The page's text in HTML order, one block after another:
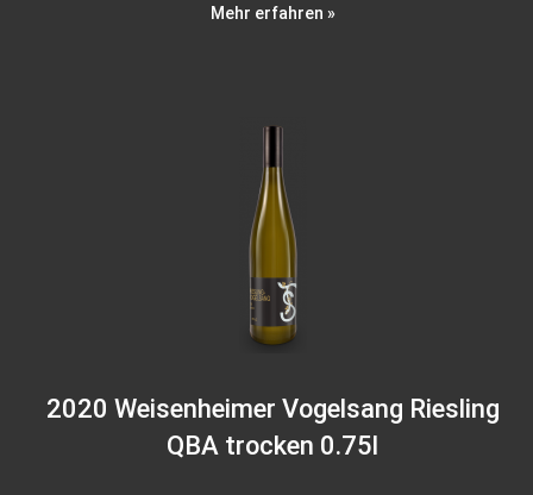
Mehr erfahren »
2020 Weisenheimer Vogelsang Riesling
QBA trocken 0.75l